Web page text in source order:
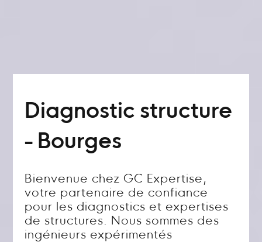
Diagnostic structure
- Bourges
Bienvenue chez GC Expertise,
votre partenaire de confiance
pour les diagnostics et expertises
de structures. Nous sommes des
ingénieurs expérimentés